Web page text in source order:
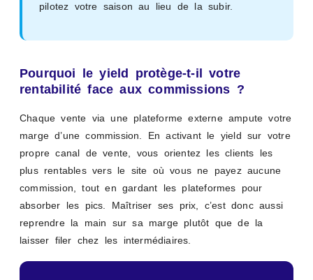
pilotez votre saison au lieu de la subir.
Pourquoi le yield protège-t-il votre
rentabilité face aux commissions ?
Chaque vente via une plateforme externe ampute votre
marge d’une commission. En activant le yield sur votre
propre canal de vente, vous orientez les clients les
plus rentables vers le site où vous ne payez aucune
commission, tout en gardant les plateformes pour
absorber les pics. Maîtriser ses prix, c’est donc aussi
reprendre la main sur sa marge plutôt que de la
laisser filer chez les intermédiaires.